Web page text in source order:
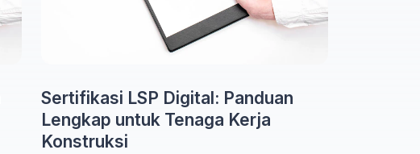
Sertifikasi LSP Digital: Panduan
Lengkap untuk Tenaga Kerja
Konstruksi